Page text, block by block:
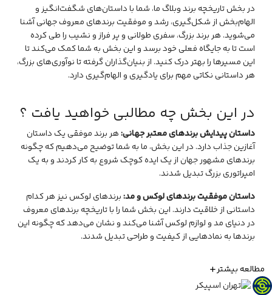
در بخش تاریخچه‌ برند وبلاگ ما، شما با داستان‌های شگفت‌انگیز و
الهام‌بخش از شکل‌گیری، رشد و موفقیت برندهای معروف جهانی آشنا
می‌شوید. هر برند بزرگ، سفری طولانی و پر فراز و نشیب را طی کرده
است تا به جایگاه فعلی خود برسد و این بخش به شما کمک می‌کند تا
این مسیرها را بهتر درک کنید. از بنیان‌گذاران گرفته تا نوآوری‌های بزرگ،
هر داستانی نکاتی مهم برای یادگیری و الهام‌گیری دارد.
در این بخش چه مطالبی خواهید یافت ؟
داستان پیدایش برندهای معتبر جهانی:هر برند موفقی یک داستان
آغازین جذاب دارد. در این بخش، ما به شما توضیح می‌دهیم که چگونه
برندهای مشهور جهان از یک ایده کوچک شروع به کار کردند و به یک
امپراتوری بزرگ تبدیل شدند.
داستان موفقیت برندهای لوکس و مد:برندهای لوکس نیز هر کدام
داستانی از خلاقیت دارند. این بخش شما را با تاریخچه برندهای معروف
در دنیای مد و لوازم لوکس آشنا می‌کند و نشان می‌دهد که چگونه این
برندها به نمادهایی از کیفیت و طراحی تبدیل شدند.
مطالعه بیشتر